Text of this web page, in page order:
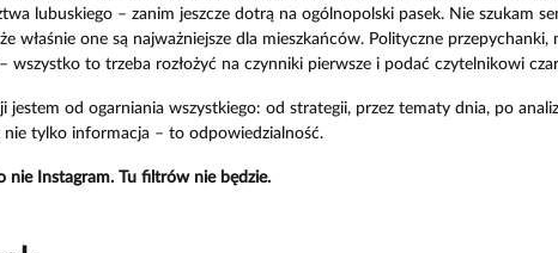
lubuskiego – zanim jeszcze dotrą na ogólnopolski pasek. Nie szukam
właśnie one są najważniejsze dla mieszkańców. Polityczne
wszystko to trzeba rozłożyć na czynniki pierwsze i podać czytelnikowi
jestem od ogarniania wszystkiego: od strategii, przez tematy dnia, po
nie tylko informacja – to odpowiedzialność.
nie Instagram. Tu filtrów nie będzie.